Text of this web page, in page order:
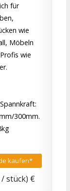
für
wie
Möbeln
wie
300mm.
kaufen*
stück) €